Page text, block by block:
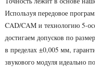
Используя передовое
CAD/CAM и технологию 5-
достигаем допусков по
в пределах ±0,005 мм,
звукового модуля идеально